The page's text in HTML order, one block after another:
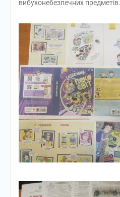
вибухонебезпечних предметів.